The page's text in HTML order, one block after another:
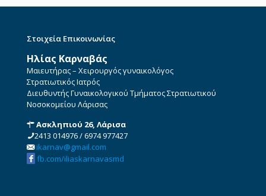
Στοιχεία Επικοινωνίας
Ηλίας Καρναβάς
Μαιευτήρας – Χειρουργός γυναικολόγος
Στρατιωτικός Ιατρός
Διευθυντής Γυναικολογικού Τμήματος Στρατιωτικού
Νοσοκομείου Λάρισας
Ασκληπιού 26, Λάρισα
2413 014976/6974 977427
ikarnav@gmail.com
fb.com/iliaskarnavasmd